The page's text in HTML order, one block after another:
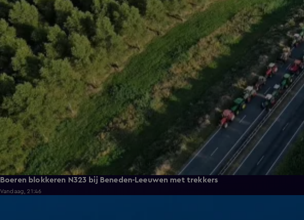
Boeren blokkeren N323 bij Beneden-Leeuwen met trekkers
Vandaag, 21:46